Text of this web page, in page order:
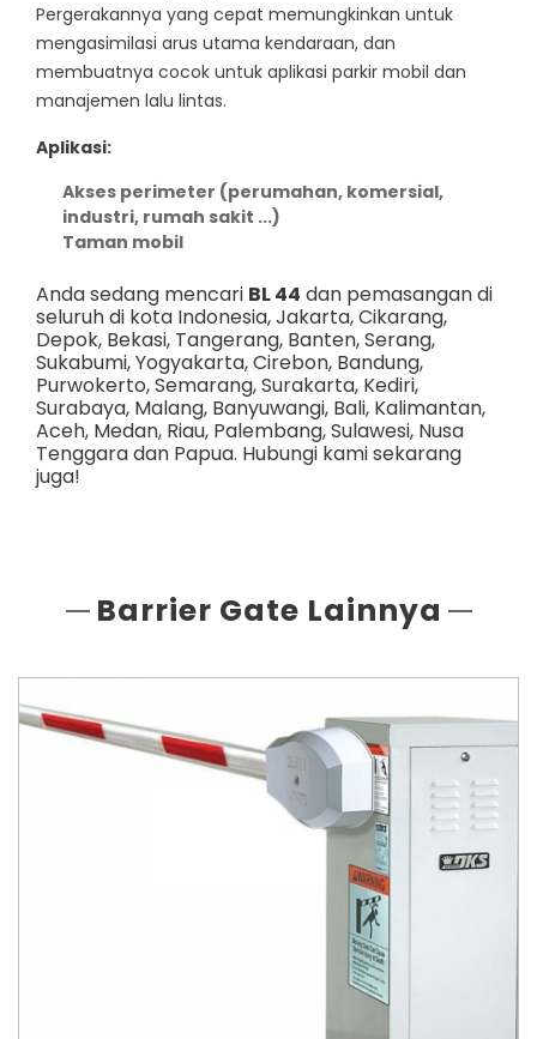
Pergerakannya yang cepat memungkinkan untuk
mengasimilasi arus utama kendaraan, dan
membuatnya cocok untuk aplikasi parkir mobil dan
manajemen lalu lintas.
Aplikasi:
Akses perimeter (perumahan, komersial,
industri, rumah sakit ...)
Taman mobil
Anda sedang mencari BL 44 dan pemasangan di
seluruh di kota Indonesia,Jakarta,Cikarang,
Depok, Bekasi, Tangerang, Banten,Serang,
Sukabumi,Yogyakarta,Cirebon, Bandung,
Purwokerto,Semarang,Surakarta, Kediri,
Surabaya, Malang, Banyuwangi, Bali, Kalimantan,
Aceh, Medan, Riau, Palembang,Sulawesi, Nusa
Tenggaradan Papua. Hubungi kami sekarang
juga!
Barrier Gate Lainnya